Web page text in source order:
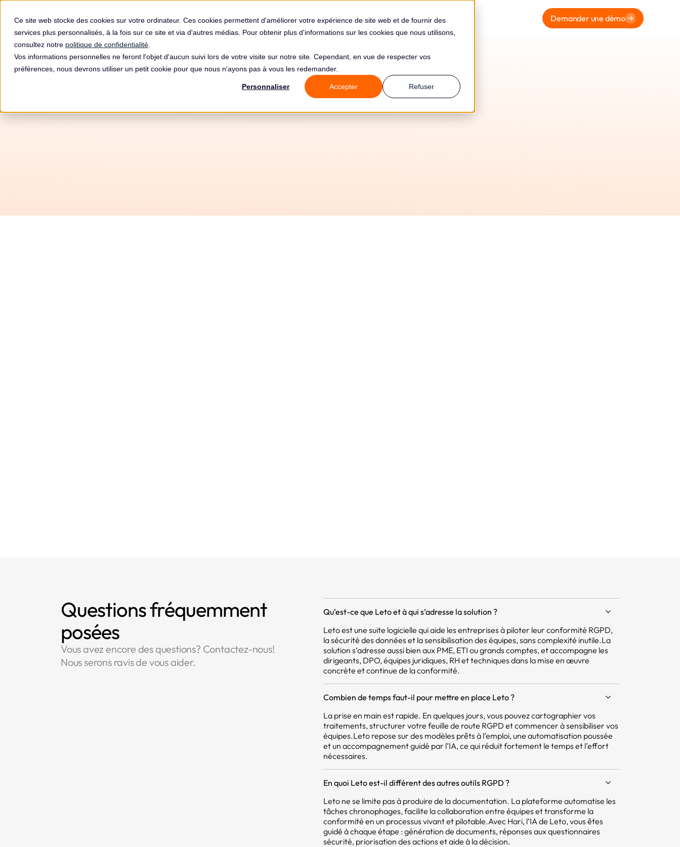
Ce site web stocke des cookies sur votre ordinateur. Ces cookies permettent d'améliorer votre expérience de site web et de fournir des
services plus personnalisés, à la fois sur ce site et via d'autres médias. Pour obtenir plus d'informations sur les cookies que nous utilisons,
consultez notre politique de confidentialité
Vos informations personnelles ne feront l'objet d'aucun suivi lors de votre visite sur notre site. Cependant, en vue de respecter vos
préférences, nous devrons utiliser un petit cookie pour que nous n'ayons pas à vous les redemander.
Personnaliser Accepter Refuser
Produits Solutions Tarifs Clients Ressources Demander une démo
Amende de 3000€ pour
Psychologue Pédiatrique
Questions fréquemment
posées
Vous avez encore des questions? Contactez-nous!
Nous serons ravis de vous aider.
Qu’est-ce que Leto et à qui s’adresse la solution ?
Leto est une suite logicielle qui aide les entreprises à piloter leur conformité RGPD,
la sécurité des données et la sensibilisation des équipes, sans complexité inutile.La
solution s’adresse aussi bien aux PME, ETI ou grands comptes, et accompagne les
dirigeants, DPO, équipes juridiques, RH et techniques dans la mise en œuvre
concrète et continue de la conformité.
Combien de temps faut-il pour mettre en place Leto ?
La prise en main est rapide. En quelques jours, vous pouvez cartographier vos
traitements, structurer votre feuille de route RGPD et commencer à sensibiliser vos
équipes.Leto repose sur des modèles prêts à l’emploi, une automatisation poussée
et un accompagnement guidé par l’IA, ce qui réduit fortement le temps et l’effort
nécessaires.
En quoi Leto est-il différent des autres outils RGPD ?
Leto ne se limite pas à produire de la documentation. La plateforme automatise les
tâches chronophages, facilite la collaboration entre équipes et transforme la
conformité en un processus vivant et pilotable.Avec Hari, l’IA de Leto, vous êtes
guidé à chaque étape : génération de documents, réponses aux questionnaires
sécurité, priorisation des actions et aide à la décision.